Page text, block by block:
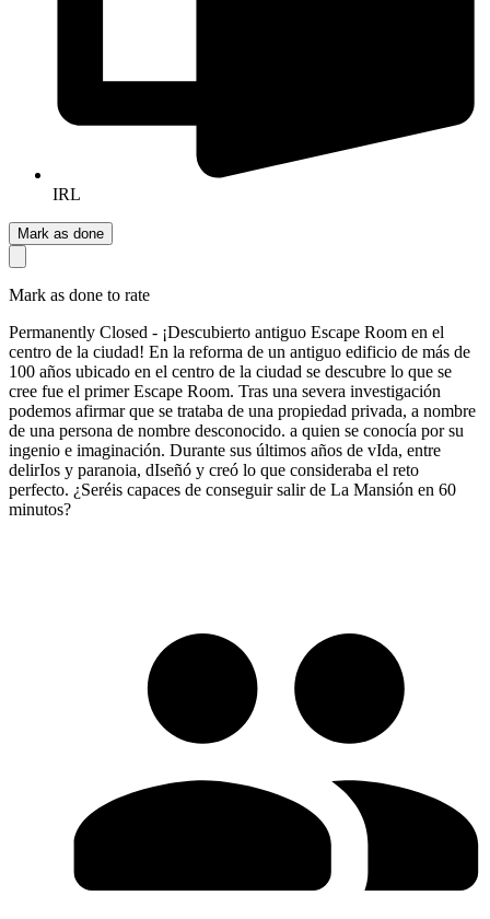
IRL
Mark as done
Mark as done to rate
Permanently Closed - ¡Descubierto antiguo Escape Room en el
centro de la ciudad! En la reforma de un antiguo edificio de más de
100 años ubicado en el centro de la ciudad se descubre lo que se
cree fue el primer Escape Room. Tras una severa investigación
podemos afirmar que se trataba de una propiedad privada, a nombre
de una persona de nombre desconocido. a quien se conocía por su
ingenio e imaginación. Durante sus últimos años de vIda, entre
delirIos y paranoia, dIseñó y creó lo que consideraba el reto
perfecto. ¿Seréis capaces de conseguir salir de La Mansión en 60
minutos?